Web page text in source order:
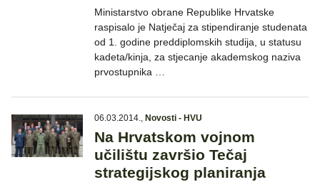
Ministarstvo obrane Republike Hrvatske
raspisalo je Natječaj za stipendiranje studenata
od 1. godine preddiplomskih studija, u statusu
kadeta/kinja, za stjecanje akademskog naziva
prvostupnika …
06.03.2014., Novosti - HVU
Na Hrvatskom vojnom
učilištu završio Tečaj
strategijskog planiranja